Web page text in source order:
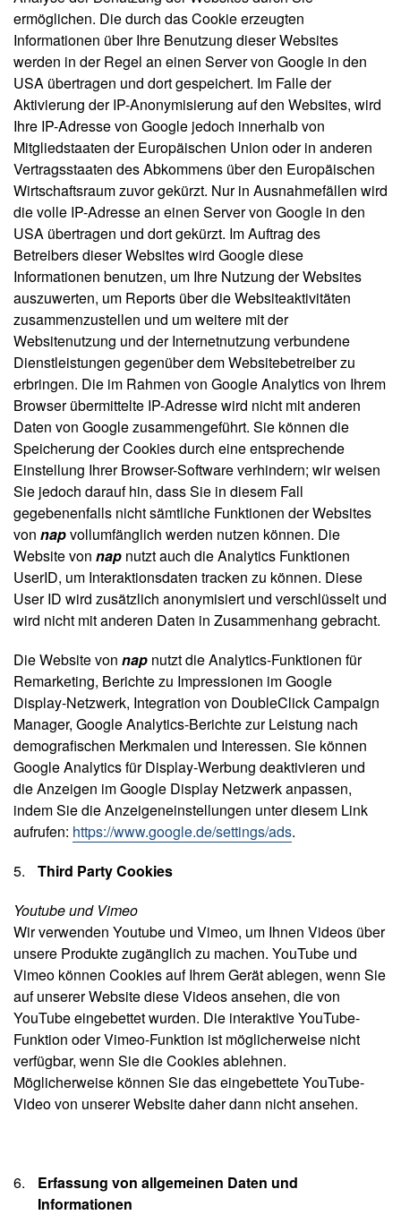
ermöglichen. Die durch das Cookie erzeugten
Informationen über Ihre Benutzung dieser Websites
werden in der Regel an einen Server von Google in den
USA übertragen und dort gespeichert. Im Falle der
Aktivierung der IP-Anonymisierung auf den Websites, wird
Ihre IP-Adresse von Google jedoch innerhalb von
Mitgliedstaaten der Europäischen Union oder in anderen
Vertragsstaaten des Abkommens über den Europäischen
Wirtschaftsraum zuvor gekürzt. Nur in Ausnahmefällen wird
die volle IP-Adresse an einen Server von Google in den
USA übertragen und dort gekürzt. Im Auftrag des
Betreibers dieser Websites wird Google diese
Informationen benutzen, um Ihre Nutzung der Websites
auszuwerten, um Reports über die Websiteaktivitäten
zusammenzustellen und um weitere mit der
Websitenutzung und der Internetnutzung verbundene
Dienstleistungen gegenüber dem Websitebetreiber zu
erbringen. Die im Rahmen von Google Analytics von Ihrem
Browser übermittelte IP-Adresse wird nicht mit anderen
Daten von Google zusammengeführt. Sie können die
Speicherung der Cookies durch eine entsprechende
Einstellung Ihrer Browser-Software verhindern; wir weisen
Sie jedoch darauf hin, dass Sie in diesem Fall
gegebenenfalls nicht sämtliche Funktionen der Websites
von napvollumfänglich werden nutzen können. Die
Website von nap nutzt auch die Analytics Funktionen
UserID, um Interaktionsdaten tracken zu können. Diese
User ID wird zusätzlich anonymisiert und verschlüsselt und
wird nicht mit anderen Daten in Zusammenhang gebracht.
Die Website von nap nutzt die Analytics-Funktionen für
Remarketing, Berichte zu Impressionen im Google
Display-Netzwerk, Integration von DoubleClick Campaign
Manager, Google Analytics-Berichte zur Leistung nach
demografischen Merkmalen und Interessen. Sie können
Google Analytics für Display-Werbung deaktivieren und
die Anzeigen im Google Display Netzwerk anpassen,
indem Sie die Anzeigeneinstellungen unter diesem Link
aufrufen: https://www.google.de/settings/ads.
Third Party Cookies
Youtube und Vimeo
Wir verwenden Youtube und Vimeo, um Ihnen Videos über
unsere Produkte zugänglich zu machen. YouTube und
Vimeo können Cookies auf Ihrem Gerät ablegen, wenn Sie
auf unserer Website diese Videos ansehen, die von
YouTube eingebettet wurden. Die interaktive YouTube-
Funktion oder Vimeo-Funktion ist möglicherweise nicht
verfügbar, wenn Sie die Cookies ablehnen.
Möglicherweise können Sie das eingebettete YouTube-
Video von unserer Website daher dann nicht ansehen.
Erfassung von allgemeinen Daten und
Informationen